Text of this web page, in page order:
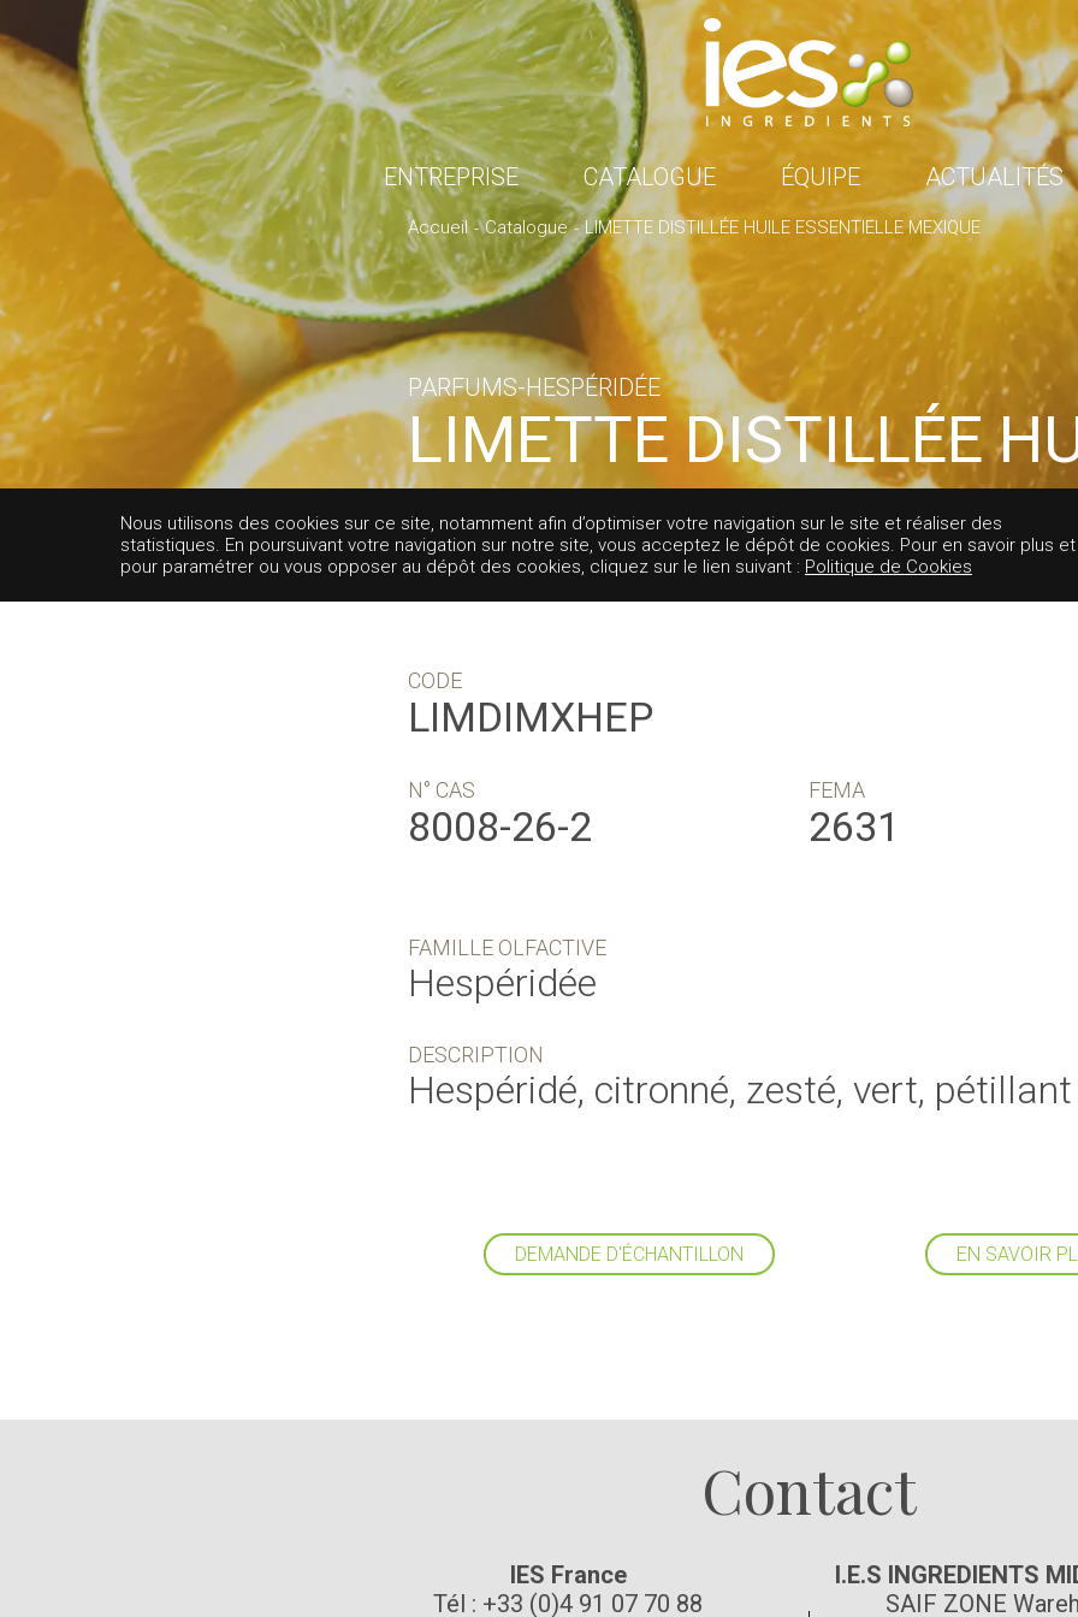
ENTREPRISE CATALOGUE ÉQUIPE ACTUALITÉS
Accueil Catalogue LIMETTE DISTILLÉE HUILE ESSENTIELLE MEXIQUE
PARFUMS-HESPÉRIDÉE
LIMETTE DISTILLÉE
ESSENTIELLE MEXIQUE
Nous utilisons des cookies sur ce site, notamment afin d’optimiser votre navigation sur le site et réaliser des
statistiques. En poursuivant votre navigation sur notre site, vous acceptez le dépôt de cookies. Pour en savoir plus et
pour paramétrer ou vous opposer au dépôt des cookies, cliquez sur le lien suivant : Politique de Cookies
CODE
LIMDIMXHEP
N° CAS
8008-26-2
FEMA
2631
FAMILLE OLFACTIVE
Hespéridée
DESCRIPTION
Hespéridé, citronné, zesté, vert, pétillant
DEMANDE D'ÉCHANTILLON EN SAVOIR
Contact
IES France
Tél : +33 (0)4 91 07 70 88
I.E.S INGREDIENTS
SAIF ZONE